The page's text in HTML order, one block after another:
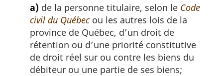
a) de la personne titulaire, selon le Code
civil du Québecou les autres lois de la
province de Québec, d’un droit de
rétention ou d’une priorité constitutive
de droit réel sur ou contre les biens du
débiteur ou une partie de ses biens;